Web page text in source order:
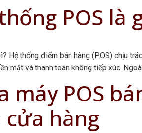
POS là
Hệ thống điểm bán hàng (POS) chịu
mặt và thanh toán không tiếp xúc.
máy POS
cửa hàng